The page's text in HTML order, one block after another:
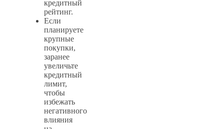
кредитный
рейтинг.
Если
планируете
крупные
покупки,
заранее
увеличьте
кредитный
лимит,
чтобы
избежать
негативного
влияния